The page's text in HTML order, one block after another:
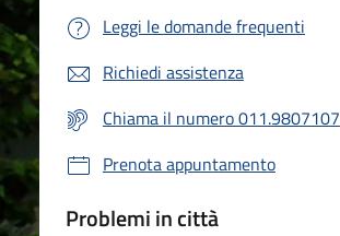
Leggi le domande frequenti
Richiedi assistenza
Chiama il numero 011.9807107
Prenota appuntamento
Problemi in città